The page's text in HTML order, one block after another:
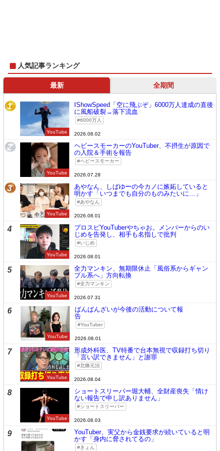
人気記事ランキング
最新 全期間
1
YouTube
IShowSpeed「空に飛ぶぞ」6000万人達成の直後
に風船破裂→落下流血
6000万人
2026.08.02
2
YouTube
ヘビースモーカーのYouTuber、不摂生が原因で
の入院＆手術を報告
ヘビースモーカー
2026.07.28
3
YouTube
あやなん、しばゆーの今カノに嫉妬していると
明かす「いつまでも自分のものみたいに…」
あやなん
2026.08.01
4
YouTube
プロスピYouTuberやちゃお。メンバーからのい
じめを告発し、相手も名指しで批判
いじめ
2026.08.01
5
YouTube
全力マンキン、無期限休止「風俗系からギャン
ブル系へ」方向転換
全力マンキン
2026.07.31
6
YouTube
ばんばんざいが今後の活動について報
告
YouTuber
2026.08.01
7
YouTube
形成外科医、TV特番で台本無視で収録打ち切り
「言い訳できません」と謝罪
北條元治
2026.08.04
8
YouTube
ショートスリーパー堀大輔、全財産喪失「情け
ない報告で申し訳ありません」
ショートスリーパー
2026.08.03
9
YouTuber、実父から金銭要求が続いていると明
かす「身内に脅されてるの」
きょん